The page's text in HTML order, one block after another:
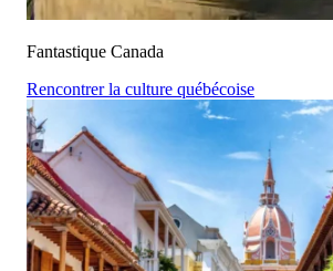
Fantastique Canada
Rencontrer la culture québécoise